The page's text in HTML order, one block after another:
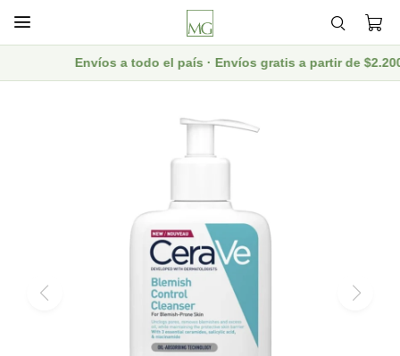

Envíos a todo el país · Envíos gratis a partir de